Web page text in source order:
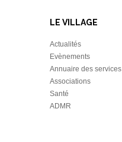
LE VILLAGE
Actualités
Evènements
Annuaire des services
Associations
Santé
ADMR